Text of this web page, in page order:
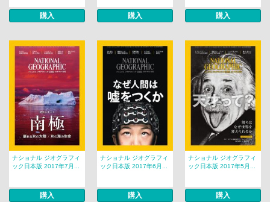
購入 購入 購入
ナショナル ジオグラフィ
ック日本版 2017年7月...
購入
ナショナル ジオグラフィ
ック日本版 2017年6月...
購入
ナショナル ジオグラフィ
ック日本版 2017年5月...
購入